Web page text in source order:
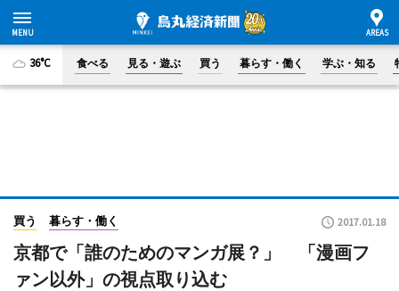
36°C 食べる 見る・遊ぶ 買う 暮らす・働く 学ぶ・知る
買う 暮らす・働く 2017.01.18
京都で「誰のためのマンガ展？」 「漫画フ
ァン以外」の視点取り込む